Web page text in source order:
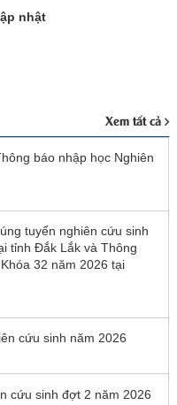
nhật
Xem tất cả
báo nhập học Nghiên
tuyển nghiên cứu sinh
tỉnh Đắk Lắk và Thông
32 năm 2026 tại
cứu sinh năm 2026
cứu sinh đợt 2 năm 2026